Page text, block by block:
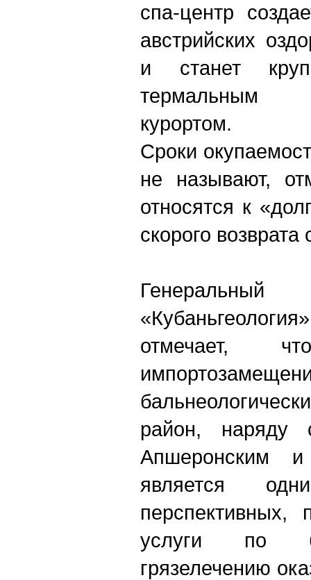
спа-центр
австрийских
и станет
термальным
курортом.
Сроки
не называют,
относятся к
скорого
отмечает,
район, наряду
Апшеронским
является
услуги по
грязелечению